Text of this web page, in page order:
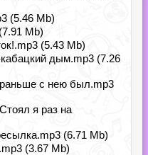
(5.46 Mb)
Mb)
(5.43 Mb)
дым.mp3 (7.26
с нею был.mp3
я раз на
(6.71 Mb)
(3.67 Mb)